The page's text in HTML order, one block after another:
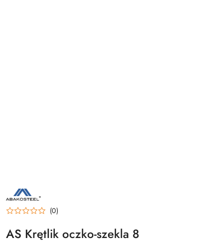
NAZWA
PRODUCENTA:
AS
(0)
AS Krętlik oczko-szekla 8